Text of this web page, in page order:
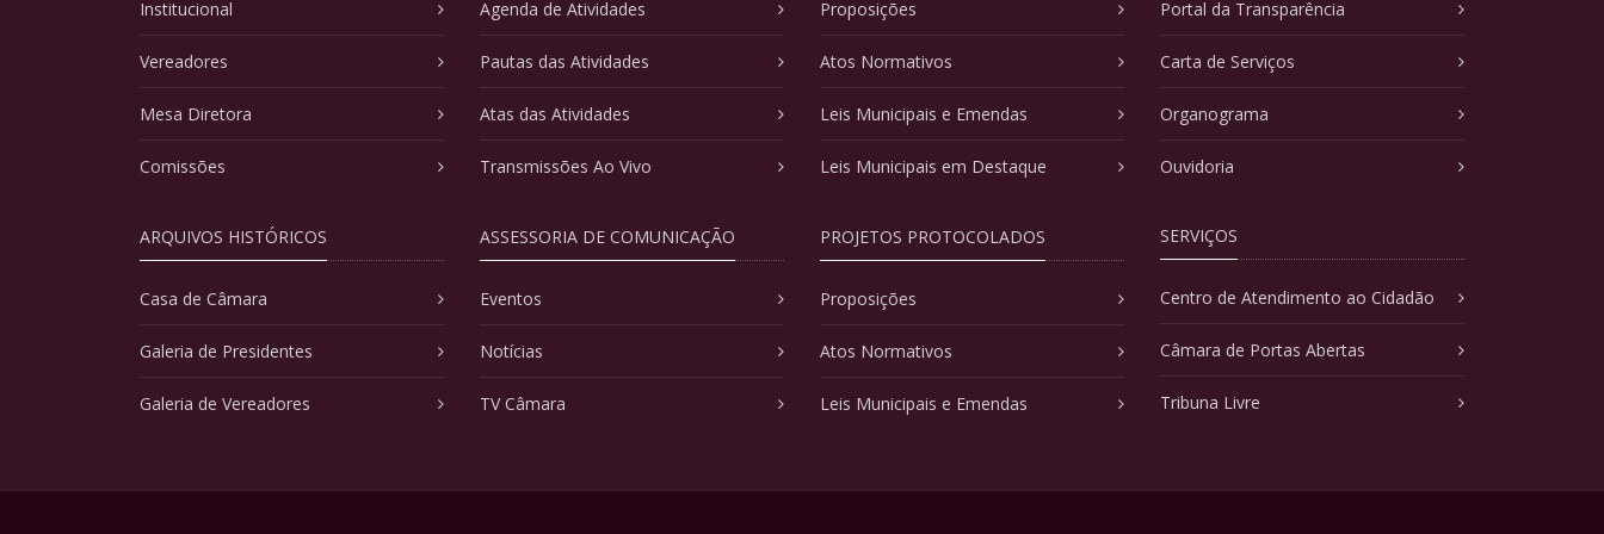
Institucional
Vereadores
Mesa Diretora
Comissões
ARQUIVOS HISTÓRICOS
Casa de Câmara
Galeria de Presidentes
Galeria de Vereadores
Agenda de Atividades
Pautas das Atividades
Atas das Atividades
Transmissões Ao Vivo
ASSESSORIA DE COMUNICAÇÃO
Eventos
Notícias
TV Câmara
Proposições
Atos Normativos
Leis Municipais e Emendas
Leis Municipais em Destaque
PROJETOS PROTOCOLADOS
Proposições
Atos Normativos
Leis Municipais e Emendas
Portal da Transparência
Carta de Serviços
Organograma
Ouvidoria
SERVIÇOS
Centro de Atendimento ao Cidadão
Câmara de Portas Abertas
Tribuna Livre